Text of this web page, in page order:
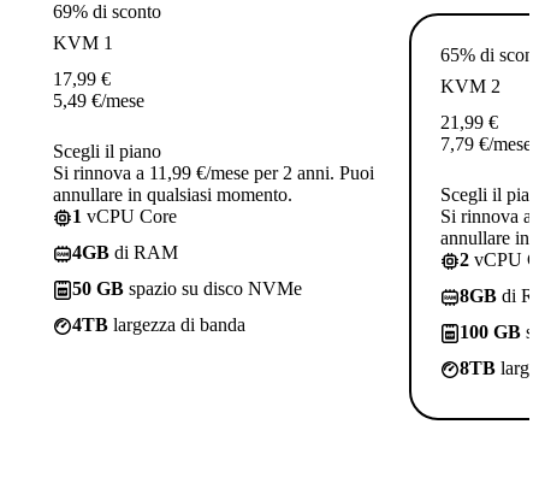
69% di sconto
KVM 1
17,99 €
5,49 €/mese
Scegli il piano
Si rinnova a 11,99 €/mese per 2 anni. Puoi
annullare in qualsiasi momento.
1 vCPU Core
4GB di RAM
50 GB spazio su disco NVMe
4TB largezza di banda
65% di
KVM 2
21,99 €
7,79 €/mese
Scegli il
Si rinnova a
annullare in
2 vCPU
8GB di
100 GB
8TB